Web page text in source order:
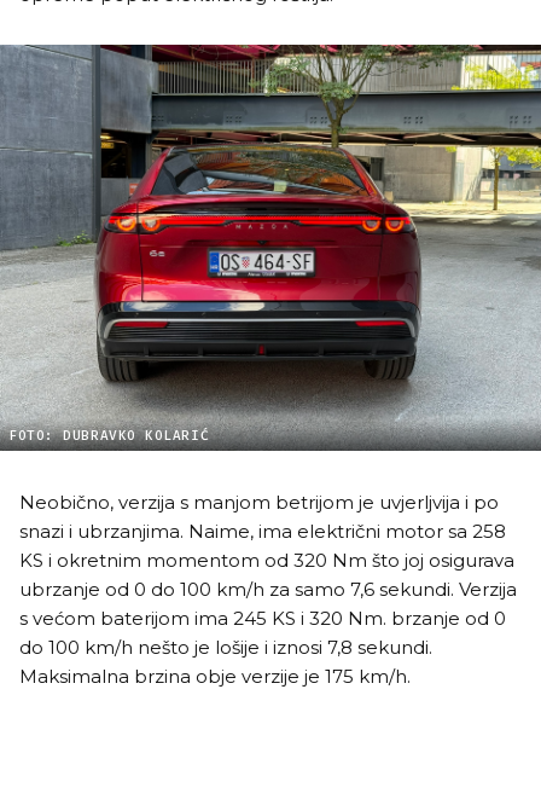
FOTO: DUBRAVKO KOLARIĆ
Neobično, verzija s manjom betrijom je uvjerljvija i po
snazi i ubrzanjima. Naime, ima električni motor sa 258
KS i okretnim momentom od 320 Nm što joj osigurava
ubrzanje od 0 do 100 km/h za samo 7,6 sekundi. Verzija
s većom baterijom ima 245 KS i 320 Nm. brzanje od 0
do 100 km/h nešto je lošije i iznosi 7,8 sekundi.
Maksimalna brzina obje verzije je 175 km/h.